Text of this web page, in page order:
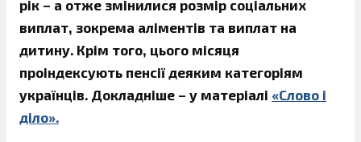
рік – а отже змінилися розмір соціальних
виплат, зокрема аліментів та виплат на
дитину. Крім того, цього місяця
проіндексують пенсії деяким категоріям
українців. Докладніше – у матеріалі «Слово і
діло».